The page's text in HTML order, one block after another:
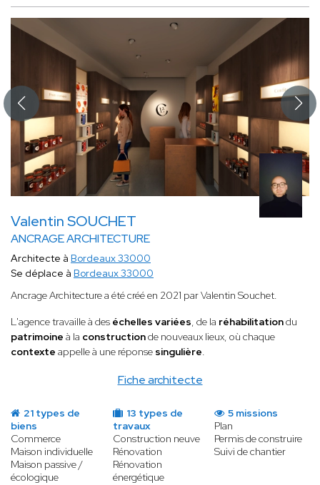
Valentin SOUCHET
ANCRAGE ARCHITECTURE
Fiche architecte
Architecte à Bordeaux 33000
Se déplace à Bordeaux 33000
Ancrage Architecture a été créé en 2021 par Valentin Souchet.
L'agence travaille à des échelles variées, de la réhabilitationdu
patrimoine à la constructionde nouveaux lieux, où chaque
contexte appelle à une réponse singulière.
21 types de
biens
Commerce
Maison individuelle
Maison passive /
écologique
13 types de
travaux
Construction neuve
Rénovation
Rénovation
énergétique
5 missions
Plan
Permis de construire
Suivi de chantier